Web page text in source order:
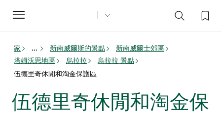
Toggle
navigation
家 ... 新南威爾斯的景點
新南威爾士郊區
塔姆沃思地區
烏拉拉
烏拉拉 景點
伍德里奇休閒和淘金保護區
伍德里奇休閒和淘金保